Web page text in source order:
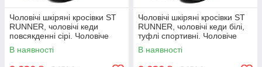
Чоловічі шкіряні кросівки ST
RUNNER, чоловічі кеди
повсякденні сірі. Чоловіче
взуття
В наявності
Чоловічі шкіряні кросівки ST
RUNNER, чоловічі кеди білі,
туфлі спортивні. Чоловіче
взуття
В наявності